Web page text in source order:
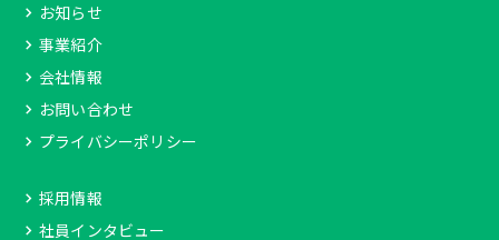
お知らせ
事業紹介
会社情報
お問い合わせ
プライバシーポリシー
採用情報
社員インタビュー